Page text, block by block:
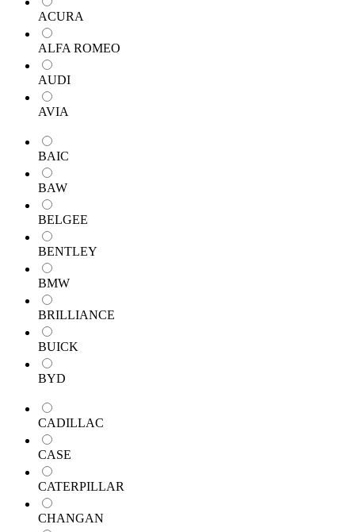
ACURA
ALFA ROMEO
AUDI
AVIA
BAIC
BAW
BELGEE
BENTLEY
BMW
BRILLIANCE
BUICK
BYD
CADILLAC
CASE
CATERPILLAR
CHANGAN